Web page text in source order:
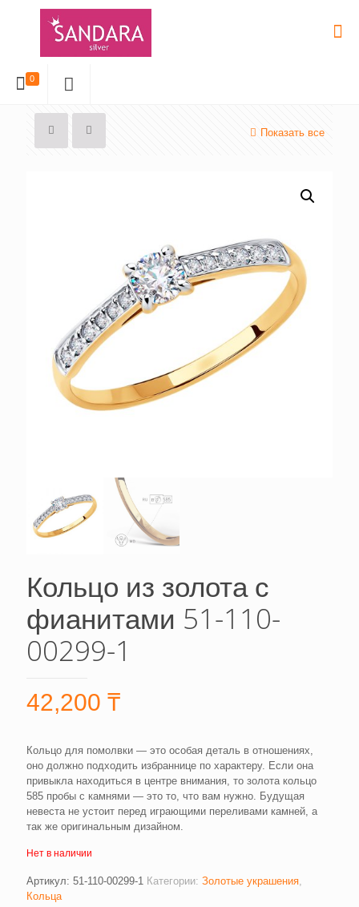
0
Показать все
Кольцо из золота с
фианитами 51-110-
00299-1
42,200 ₸
Кольцо для помолвки — это особая деталь в отношениях,
оно должно подходить избраннице по характеру. Если она
привыкла находиться в центре внимания, то золота кольцо
585 пробы с камнями — это то, что вам нужно. Будущая
невеста не устоит перед играющими переливами камней, а
так же оригинальным дизайном.
Нет в наличии
Артикул: 51-110-00299-1 Категории: Золотые украшения
Кольца